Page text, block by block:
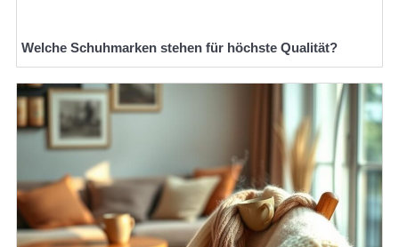
Welche Schuhmarken stehen für höchste Qualität?